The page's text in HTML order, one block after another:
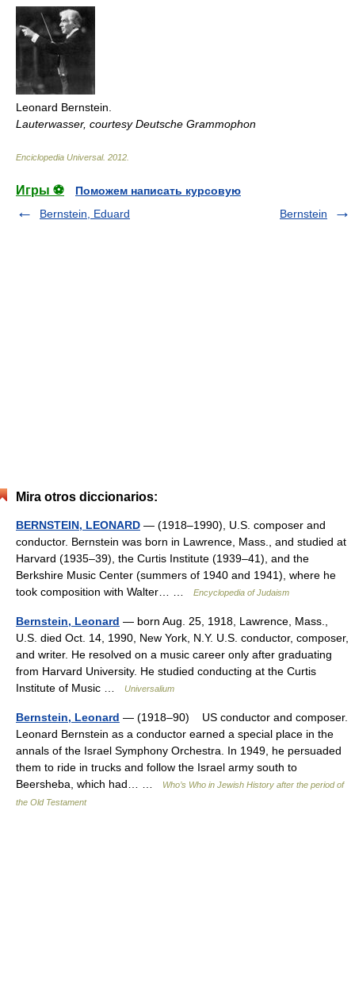
Leonard Bernstein.
Lauterwasser, courtesy Deutsche Grammophon
Enciclopedia Universal. 2012
Игры ⚽
Поможем написать курсовую
Bernstein, Eduard
Bernstein
Mira otros diccionarios:
BERNSTEIN, LEONARD — (1918–1990), U.S. composer and
conductor. Bernstein was born in Lawrence, Mass., and studied at
Harvard (1935–39), the Curtis Institute (1939–41), and the
Berkshire Music Center (summers of 1940 and 1941), where he
took composition with Walter… …
Encyclopedia of Judaism
Bernstein, Leonard — born Aug. 25, 1918, Lawrence, Mass.,
U.S. died Oct. 14, 1990, New York, N.Y. U.S. conductor, composer,
and writer. He resolved on a music career only after graduating
from Harvard University. He studied conducting at the Curtis
Institute of Music …
Universalium
Bernstein, Leonard — (1918–90) US conductor and composer.
Leonard Bernstein as a conductor earned a special place in the
annals of the Israel Symphony Orchestra. In 1949, he persuaded
them to ride in trucks and follow the Israel army south to
Beersheba, which had… …
Who’s Who in Jewish History after the period of
the Old Testament